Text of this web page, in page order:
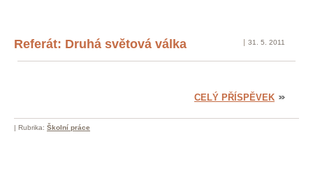
Referát: Druhá světová válka 31. 5. 2011
CELÝ PŘÍSPĚVEK
| Rubrika: Školní práce